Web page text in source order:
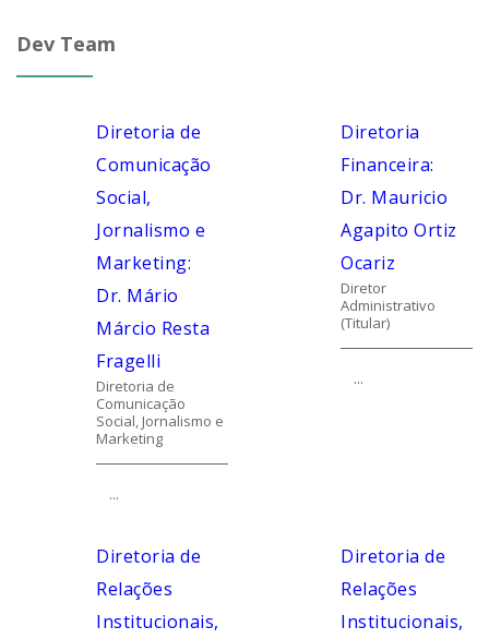
Dev Team
Diretoria de
Comunicação
Social,
Jornalismo e
Marketing:
Dr. Mário
Márcio Resta
Fragelli
Diretoria de
Comunicação
Social, Jornalismo e
Marketing
...
Diretoria
Financeira:
Dr. Mauricio
Agapito Ortiz
Ocariz
Diretor
Administrativo
(Titular)
...
Diretoria de
Relações
Institucionais,
Diretoria de
Relações
Institucionais,